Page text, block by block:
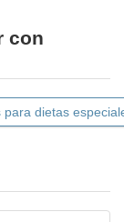
con
para dietas